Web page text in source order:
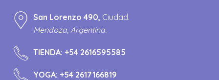
San Lorenzo 490, Ciudad.
Mendoza, Argentina.
TIENDA:+54 2616595585
YOGA:+54 2617166819